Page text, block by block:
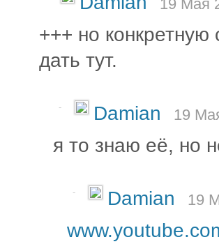
19 Мая
+++ но
дать тут.
- Damian 19
я то знаю её, но
- Damian 19